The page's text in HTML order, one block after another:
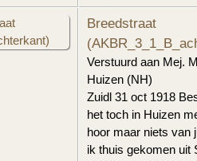
Breedstraat
Verstuurd aan Mej.
Huizen (NH)
Zuidl 31 oct 1918
het toch in Huizen
hoor maar niets van
ik thuis gekomen uit